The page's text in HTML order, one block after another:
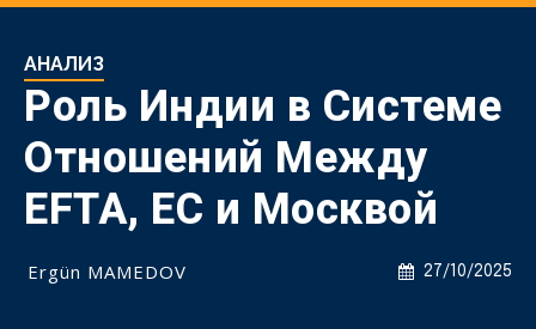
АНАЛИЗ
Роль Индии в Системе
Отношений Между
EFTA, ЕС и Москвой
27/10/2025
Ergün MAMEDOV